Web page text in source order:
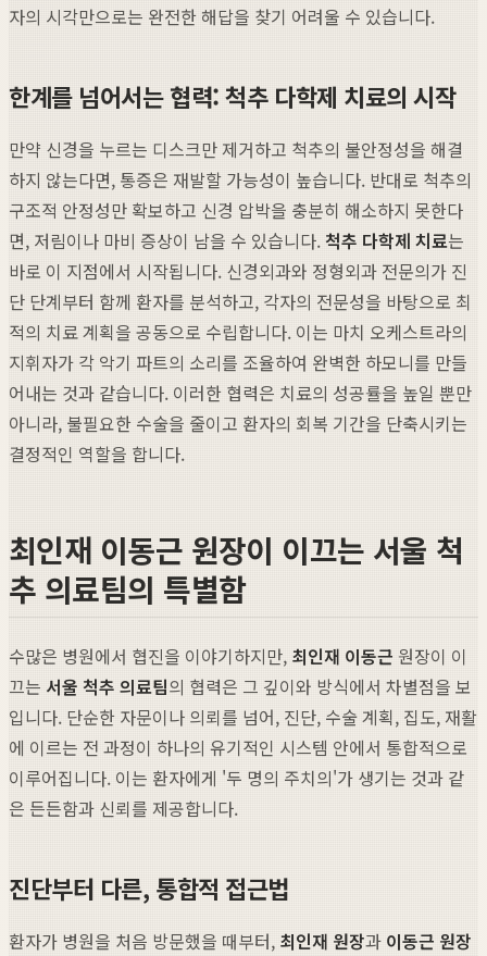
자의 시각만으로는 완전한 해답을 찾기 어려울 수 있습니다.
한계를 넘어서는 협력: 척추 다학제 치료의 시작
만약 신경을 누르는 디스크만 제거하고 척추의 불안정성을 해결
하지 않는다면, 통증은 재발할 가능성이 높습니다. 반대로 척추의
구조적 안정성만 확보하고 신경 압박을 충분히 해소하지 못한다
면, 저림이나 마비 증상이 남을 수 있습니다. 척추 다학제 치료는
바로 이 지점에서 시작됩니다. 신경외과와 정형외과 전문의가 진
단 단계부터 함께 환자를 분석하고, 각자의 전문성을 바탕으로 최
적의 치료 계획을 공동으로 수립합니다. 이는 마치 오케스트라의
지휘자가 각 악기 파트의 소리를 조율하여 완벽한 하모니를 만들
어내는 것과 같습니다. 이러한 협력은 치료의 성공률을 높일 뿐만
아니라, 불필요한 수술을 줄이고 환자의 회복 기간을 단축시키는
결정적인 역할을 합니다.
최인재 이동근 원장이 이끄는 서울 척
추 의료팀의 특별함
수많은 병원에서 협진을 이야기하지만, 최인재 이동근 원장이 이
끄는 서울 척추 의료팀의 협력은 그 깊이와 방식에서 차별점을 보
입니다. 단순한 자문이나 의뢰를 넘어, 진단, 수술 계획, 집도, 재활
에 이르는 전 과정이 하나의 유기적인 시스템 안에서 통합적으로
이루어집니다. 이는 환자에게 '두 명의 주치의'가 생기는 것과 같
은 든든함과 신뢰를 제공합니다.
진단부터 다른, 통합적 접근법
환자가 병원을 처음 방문했을 때부터, 최인재 원장과 이동근 원장